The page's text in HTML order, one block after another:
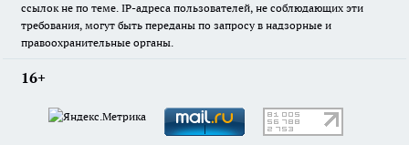
ссылок не по теме. IP-адреса пользователей, не соблюдающих эти
требования, могут быть переданы по запросу в надзорные и
правоохранительные органы.
16+